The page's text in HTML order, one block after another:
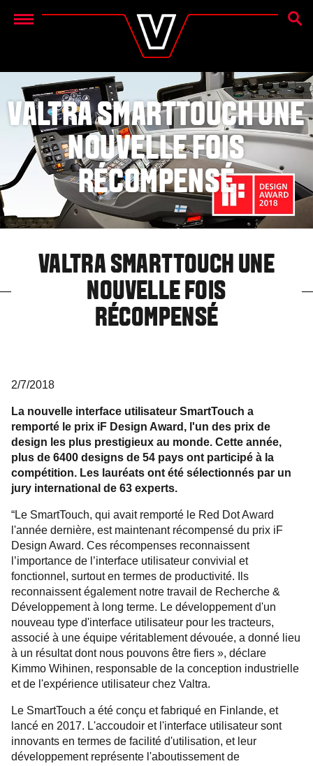
Menu
VALTRA SMARTTOUCH UNE
NOUVELLE FOIS
RÉCOMPENSÉ
VALTRA SMARTTOUCH UNE
NOUVELLE FOIS
RÉCOMPENSÉ
2/7/2018
La nouvelle interface utilisateur SmartTouch a
remporté le prix iF Design Award, l'un des prix de
design les plus prestigieux au monde. Cette année,
plus de 6400 designs de 54 pays ont participé à la
compétition. Les lauréats ont été sélectionnés par un
jury international de 63 experts.
“Le SmartTouch, qui avait remporté le Red Dot Award
l'année dernière, est maintenant récompensé du prix iF
Design Award. Ces récompenses reconnaissent
l’importance de l’interface utilisateur convivial et
fonctionnel, surtout en termes de productivité. Ils
reconnaissent également notre travail de Recherche &
Développement à long terme. Le développement d'un
nouveau type d'interface utilisateur pour les tracteurs,
associé à une équipe véritablement dévouée, a donné lieu
à un résultat dont nous pouvons être fiers », déclare
Kimmo Wihinen, responsable de la conception industrielle
et de l'expérience utilisateur chez Valtra.
Le SmartTouch a été conçu et fabriqué en Finlande, et
lancé en 2017. L'accoudoir et l'interface utilisateur sont
innovants en termes de facilité d'utilisation, et leur
développement représente l'aboutissement de